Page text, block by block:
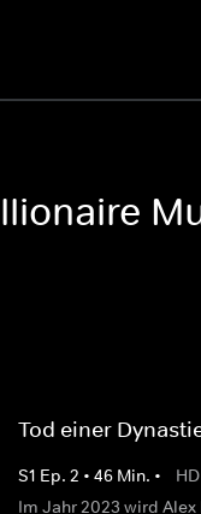
Tod einer
S1 Ep.2 •46 Min. • HD
Im Jahr 2023 wird